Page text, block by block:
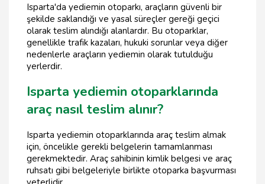
Isparta'da yediemin otoparkı, araçların güvenli bir
şekilde saklandığı ve yasal süreçler gereği geçici
olarak teslim alındığı alanlardır. Bu otoparklar,
genellikle trafik kazaları, hukuki sorunlar veya diğer
nedenlerle araçların yediemin olarak tutulduğu
yerlerdir.
Isparta yediemin otoparklarında
araç nasıl teslim alınır?
Isparta yediemin otoparklarında araç teslim almak
için, öncelikle gerekli belgelerin tamamlanması
gerekmektedir. Araç sahibinin kimlik belgesi ve araç
ruhsatı gibi belgeleriyle birlikte otoparka başvurması